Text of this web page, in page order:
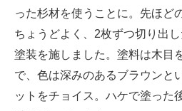
った杉材を使うことに。先ほど
ちょうどよく、2枚ずつ切り出
塗装を施しました。塗料は木目
で、色は深みのあるブラウンと
ットをチョイス。ハケで塗った